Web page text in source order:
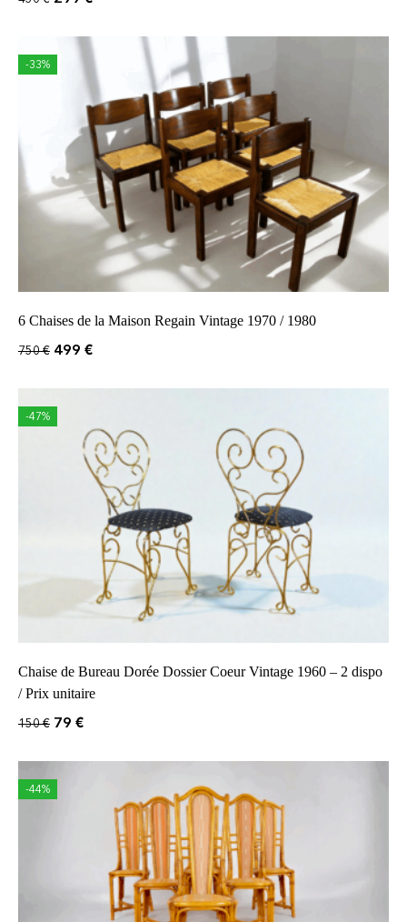
-33%
6 Chaises de la Maison Regain Vintage 1970 / 1980
750€ 499 €
-47%
Chaise de Bureau Dorée Dossier Coeur Vintage 1960 – 2 dispo
/ Prix unitaire
150€ 79 €
-44%